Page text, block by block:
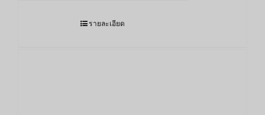
รายละเอียด